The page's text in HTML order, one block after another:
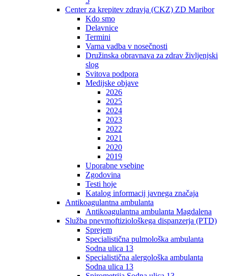
Center za krepitev zdravja (CKZ) ZD Maribor
Kdo smo
Delavnice
Termini
Varna vadba v nosečnosti
Družinska obravnava za zdrav življenjski
slog
Svitova podpora
Medijske objave
2026
2025
2024
2023
2022
2021
2020
2019
Uporabne vsebine
Zgodovina
Testi hoje
Katalog informacij javnega značaja
Antikoagulantna ambulanta
Antikoagulantna ambulanta Magdalena
Služba pnevmoftiziološkega dispanzerja (PTD)
Sprejem
Specialistična pulmološka ambulanta
Sodna ulica 13
Specialistična alergološka ambulanta
Sodna ulica 13